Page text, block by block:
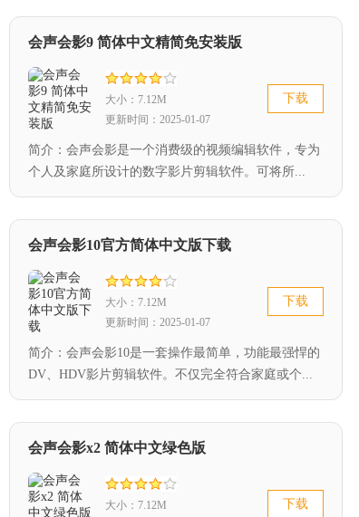
会声会影9 简体中文精简免安装版
大小：7.12M
更新时间：2025-01-07
下载
简介：会声会影是一个消费级的视频编辑软件，专为
个人及家庭所设计的数字影片剪辑软件。可将所...
会声会影10官方简体中文版下载
大小：7.12M
更新时间：2025-01-07
下载
简介：会声会影10是一套操作最简单，功能最强悍的
DV、HDV影片剪辑软件。不仅完全符合家庭或个...
会声会影x2 简体中文绿色版
大小：7.12M
下载